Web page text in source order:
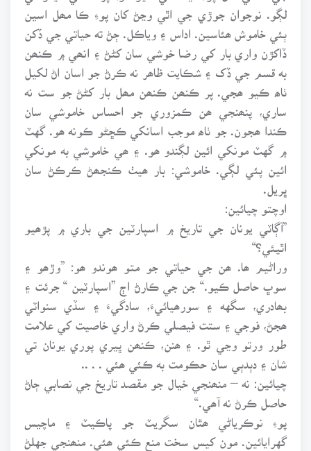
لڳو. نوجوان جوڙي جي اٿي وڃڻ کان پوءِ ڪا مھل اسين
ٻئي خاموش ھئاسين. اداس ۽ وياڪل. ڄڻ ته حياتي جي ڏکن
ڏاکڙن واري بار کي رضا خوشي سان کڻڻ ۽ انھي ۾ ڪنھن
به قسم جي ڏک ۽ شڪايت ظاھر نه ڪرڻ جو اسان اڻ لکيل
ٺاھ ڪيو ھجي. پر ڪنھن ڪنھن مھل بار کڻڻ جو ست نه
ساري، پنھنجي ھن ڪمزوري جو احساس خاموشي سان
ڪندا ھجون. جو ٺاھ موجب اسانکي ڪڇڻو ڪونه ھو. گهٽ
۾ گهٽ مونکي ائين لڳندو ھو. ۽ ھي خاموشي به مونکي
ائين پئي لڳي. خاموشي: بار ھيٺ ڪنجھڻ ڪرڪڻ سان
ڀريل.
اوچتو چيائين:
”آڳاٽي يونان جي تاريخ ۾ اسپارٽين جي باري ۾ پڙھيو
اٿيئي؟“
وراڻيم ھا. ھن جي حياتي جو متو ھوندو ھو: ”وڙھو ۽
سوڀ حاصل ڪيو.“ جن جي ڪارڻ اڄ ”اسپارٽين “ جرئت ۽
بھادري، سگهه ۽ سورھيائيءَ، سادگيءَ ۽ سڏي سنواٽي
ھجڻ، فوجي ۽ ستت فيصلي ڪرڻ واري خاصيت کي علامت
طور ورتو وڃي ٿو. ۽ ھنن، ڪنھن ڀيري پوري يونان تي
شان ۽ دٻدٻي سان حڪومت به ڪئي ھئي . . ..
چيائين: نه – منھنجي خيال جو مقصد تاريخ جي نصابي ڄاڻ
حاصل ڪرڻ نه آھي.“
پوءِ نوڪرياڻي ھٿان سگريٽ جو پاڪيٽ ۽ ماچيس
گهرايائين. مون کيس سخت منع ڪئي ھئي. منھنجي جهلڻ